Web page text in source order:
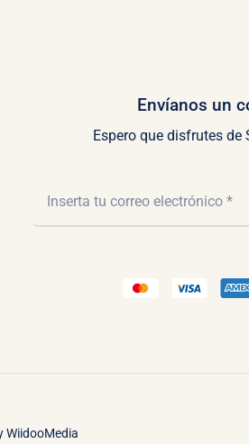
Envíanos un
Espero que disfrutes de
WiidooMedia